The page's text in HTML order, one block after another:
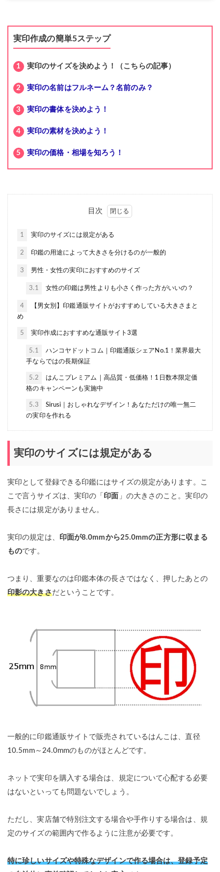
実印作成の簡単5ステップ
実印のサイズを決めよう！（こちらの記事）
実印の名前はフルネーム？名前のみ？
実印の書体を決めよう！
実印の素材を決めよう！
実印の価格・相場を知ろう！
目次
1 実印のサイズには規定がある
2 印鑑の用途によって大きさを分けるのが一般的
3 男性・女性の実印におすすめのサイズ
3.1 女性の印鑑は男性よりも小さく作った方がいいの？
4
【男女別】印鑑通販サイトがおすすめしている大きさまと
め
5 実印作成におすすめな通販サイト3選
5.1
ハンコヤドットコム｜印鑑通販シェアNo.1！業界最大
手ならではの長期保証
5.2
はんこプレミアム｜高品質・低価格！1日数本限定価
格のキャンペーンも実施中
5.3
Sirusi｜おしゃれなデザイン！あなただけの唯一無二
の実印を作れる
実印のサイズには規定がある
実印として登録できる印鑑にはサイズの規定があります。こ
こで言うサイズは、実印の「 印面 」の大きさのこと。実印の
長さには規定がありません。
実印の規定は、
印面が8.0mmから25.0mmの正方形に収まる
ものです。
つまり、重要なのは印鑑本体の長さではなく、押したあとの
印影の大きさだということです。
一般的に印鑑通販サイトで販売されているはんこは、直径
10.5mm～24.0mmのものがほとんどです。
ネットで実印を購入する場合は、規定について心配する必要
はないといっても問題ないでしょう。
ただし、実店舗で特別注文する場合や手作りする場合は、規
定のサイズの範囲内で作るように注意が必要です。
特に珍しいサイズや特殊なデザインで作る場合は、登録予定